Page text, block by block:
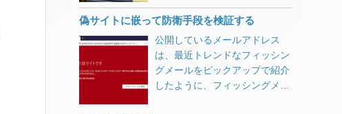
になったと評判です。 屋根裏に
潜ってLANケーブル引っ張ろう
かと、釣り竿まで用意していた
のが不要になりました。 無理な
ら屋外から引っ張ろうと、防水
LANケーブルを「欲しいものリ
3分程度、1回の再起動だけでし
た。 ただ更新後ログインをし
て、すぐにWindows Update画
面を開いたところ真っ白で一瞬
ドキッとしました。
（KB410372あたりでWindows
の情報ファイルを削除 以下を消
します。
/usr/local/etc/letsencrypt/live/D
OMAIN_DIR
/usr/local/etc/letsencrypt/renew
al/DOMAIN.conf
ッドフォンおよびホームシアタ
ーでオーディオが機能しない ユ
ーザープロファイルディレクト
リに表示されるフォルダーとド
キュメントが重複する 緩和策の
ある問題 外付けUSBデバイスま
うです。 reCAPTCHA v3のバッ
ジをGoogle公認の方法で非表示
にする よく探せばGoogleの
FAQにありました。 以下の表示
をすればバッジを非表示にして
偽サイトに嵌って防衛手段を検証する
公開しているメールアドレス
は、最近トレンドなフィッシン
グメールをピックアップで紹介
したように、フィッシングメー